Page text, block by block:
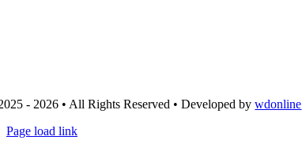
- 2026 • All Rights Reserved • Developed bywdonline
Page load link